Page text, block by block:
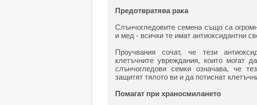
Предотвратява рака
Слънчогледовите семена също са
и мед - всички те имат антиоксидантни
Проучвания сочат, че тези
клетъчните увреждания, които могат
слънчогледови семки означава, че
защитят тялото ви и да потиснат
Помагат при храносмилането